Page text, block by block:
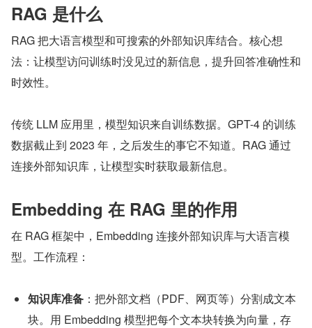
RAG 是什么
RAG 把大语言模型和可搜索的外部知识库结合。核心想
法：让模型访问训练时没见过的新信息，提升回答准确性和
时效性。
传统 LLM 应用里，模型知识来自训练数据。GPT-4 的训练
数据截止到 2023 年，之后发生的事它不知道。RAG 通过
连接外部知识库，让模型实时获取最新信息。
Embedding 在 RAG 里的作用
在 RAG 框架中，Embedding 连接外部知识库与大语言模
型。工作流程：
知识库准备 ：把外部文档（PDF、网页等）分割成文本
块。用 Embedding 模型把每个文本块转换为向量，存